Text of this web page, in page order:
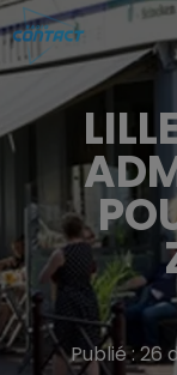
Publié : 26